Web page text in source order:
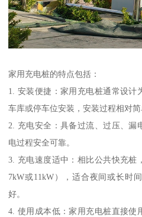
家用充电桩的特点包括：
1. 安装便捷：家用充电桩通常设计
车库或停车位安装，安装过程相对简
2. 充电安全：具备过流、过压、漏
电过程安全可靠。
3. 充电速度适中：相比公共快充桩
7kW或11kW），适合夜间或长时
好。
4. 使用成本低：家用充电桩直接使